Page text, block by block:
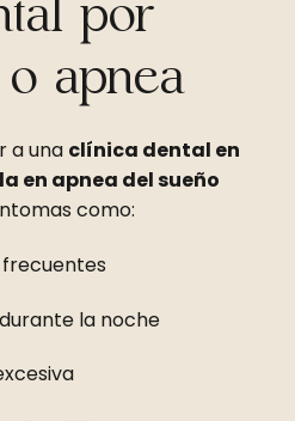
por
apnea
a una clínica dental en
en apnea del sueño
como:
frecuentes
la noche